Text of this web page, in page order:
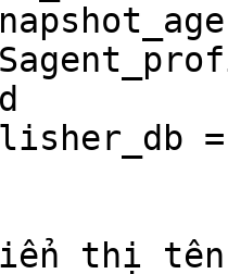
thị